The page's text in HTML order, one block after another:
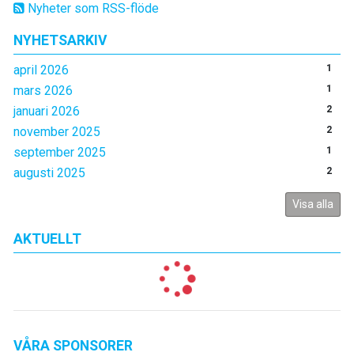
Nyheter som RSS-flöde
NYHETSARKIV
april 2026 1
mars 2026 1
januari 2026 2
november 2025 2
september 2025 1
augusti 2025 2
Visa alla
AKTUELLT
VÅRA SPONSORER